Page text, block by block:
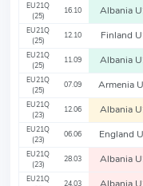
EU21Q
(25)
16.10 Albania
EU21Q
(25)
12.10 Finland
EU21Q
(25)
11.09 Albania
EU21Q
(25)
07.09 Armenia
EU21Q
(23)
12.06 Albania
EU21Q
(23)
06.06 England
EU21Q
(23)
28.03 Albania
EU21Q
24.03